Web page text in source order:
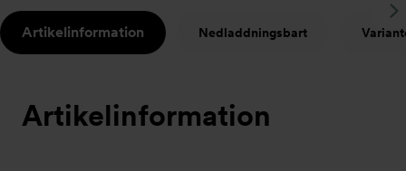
Artikelinformation Nedladdningsbart
Artikelinformation